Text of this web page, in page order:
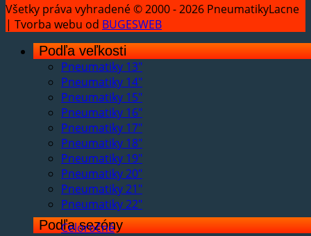
Všetky práva vyhradené © 2000 - 2026 PneumatikyLacne
| Tvorba webu od BUGESWEB
Podľa veľkosti
Pneumatiky 13"
Pneumatiky 14"
Pneumatiky 15"
Pneumatiky 16"
Pneumatiky 17"
Pneumatiky 18"
Pneumatiky 19"
Pneumatiky 20"
Pneumatiky 21"
Pneumatiky 22"
Podľa sezóny
Celoročné